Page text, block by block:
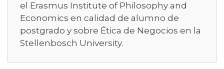
el Erasmus Institute of Philosophy and
Economics en calidad de alumno de
postgrado y sobre Ética de Negocios en la
Stellenbosch University.